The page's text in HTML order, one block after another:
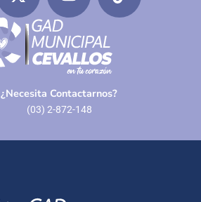
¿Necesita Contactarnos?
(03) 2-872-148